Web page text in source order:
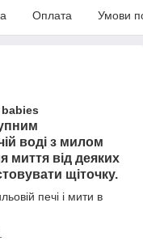
Оплата Умови
babies
воді з милом
миття від деяких
щіточку.
печі і мити в